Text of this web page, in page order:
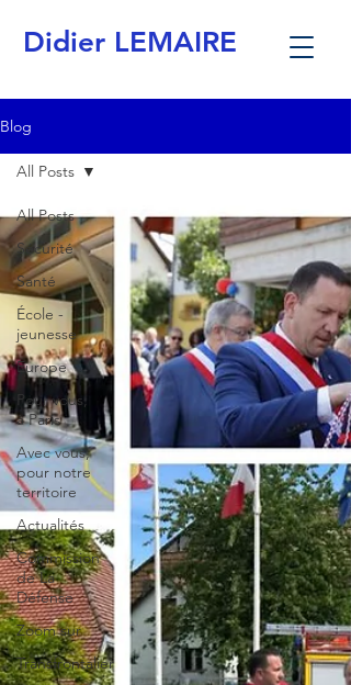
Didier LEMAIRE
Blog
All Posts
Sécurité
Santé
École -
jeunesse
Europe
Pour vous,
à Paris
Avec vous,
pour notre
territoire
Actualités
Commission
de La
Défense
Zoom sur
Transfrontalier
All Posts